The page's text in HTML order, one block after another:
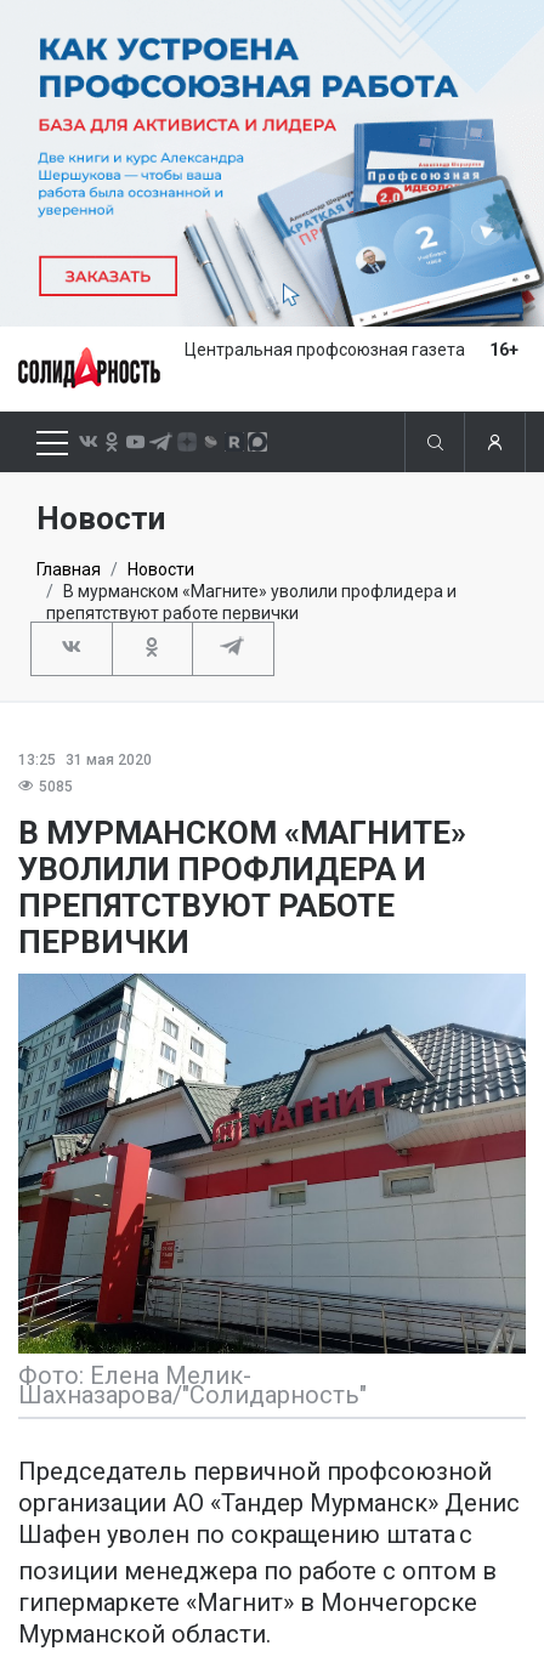
Центральная профсоюзная газета 16+
Новости
Главная
Новости
В мурманском «Магните» уволили профлидера и
препятствуют работе первички
13:25
31 мая 2020
5085
В МУРМАНСКОМ «МАГНИТЕ»
УВОЛИЛИ ПРОФЛИДЕРА И
ПРЕПЯТСТВУЮТ РАБОТЕ
ПЕРВИЧКИ
Фото: Елена Мелик-
Шахназарова/"Солидарность"
Председатель первичной профсоюзной
организации АО «Тандер Мурманск» Денис
Шафен уволен по сокращению штатас
позиции менеджера по работе с оптом в
гипермаркете «Магнит» в Мончегорске
Мурманской области.